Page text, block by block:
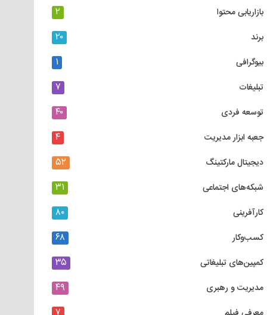
بازاریابی محتوا ۲
برند ۲۰
بیوگرافی ۱
تبلیغات ۷
توسعه فردی ۴۰
جعبه ابزار مدیریت ۴
دیجیتال مارکتینگ ۵۲
شبکه‌های اجتماعی ۳۱
کارآفرینی ۸۰
کسب‌وکار ۶۸
کمپین‌های تبلیغاتی ۳۵
مدیریت و رهبری ۴۹